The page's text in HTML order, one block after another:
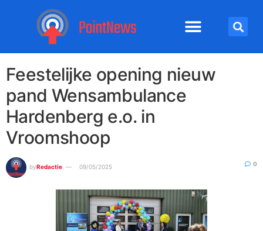
Feestelijke opening nieuw
pand Wensambulance
Hardenberg e.o. in
Vroomshoop
byRedactie 09/05/2025 0